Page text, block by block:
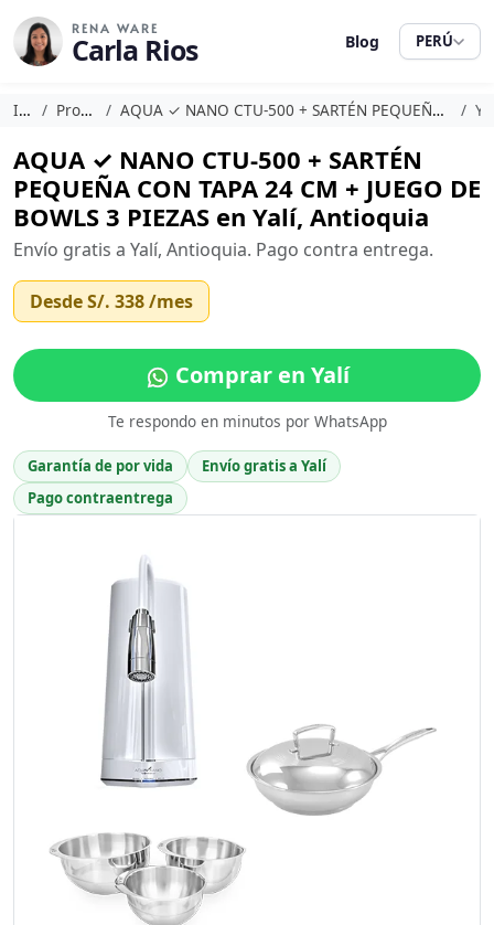
RENA WARE
Carla Rios Blog PERÚ
Inicio Promociones AQUA ✓ NANO CTU-500 + SARTÉN PEQUEÑA CON TAPA 24 CM + JUEGO DE BOWLS 3 PIEZAS Yalí
AQUA ✓ NANO CTU-500 + SARTÉN
PEQUEÑA CON TAPA 24 CM + JUEGO DE
BOWLS 3 PIEZAS en Yalí, Antioquia
Envío gratis a Yalí, Antioquia. Pago contra entrega.
DesdeS/. 338/mes
Comprar en Yalí
Te respondo en minutos por WhatsApp
Garantía de por vida
Envío gratis a Yalí
Pago contraentrega